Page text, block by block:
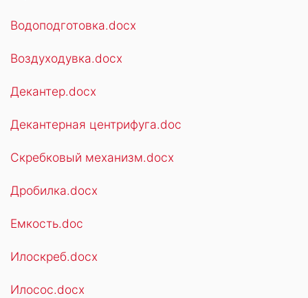
Водоподготовка.docx
Воздуходувка.docx
Декантер.docx
Декантерная центрифуга.doc
Скребковый механизм.docx
Дробилка.docx
Емкость.doc
Илоскреб.docx
Илосос.docx